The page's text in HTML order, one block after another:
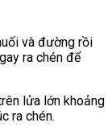
và đường rồi
ra chén để
lửa lớn khoảng
ra chén.